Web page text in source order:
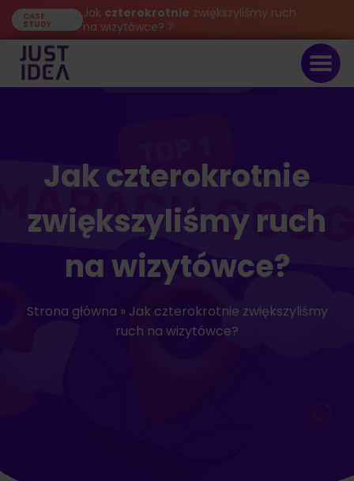
CASE
STUDY
Jak czterokrotnie zwiększyliśmy ruch
na wizytówce? ?
Jak czterokrotnie
zwiększyliśmy ruch
na wizytówce?
Strona główna » Jak czterokrotnie zwiększyliśmy
ruch na wizytówce?